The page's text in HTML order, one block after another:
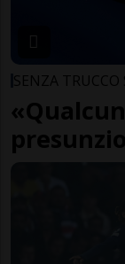
SENZA